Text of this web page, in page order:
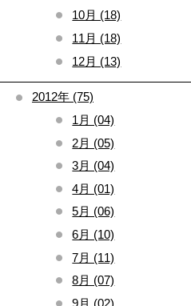
10月 (18)
11月 (18)
12月 (13)
2012年 (75)
1月 (04)
2月 (05)
3月 (04)
4月 (01)
5月 (06)
6月 (10)
7月 (11)
8月 (07)
9月 (02)